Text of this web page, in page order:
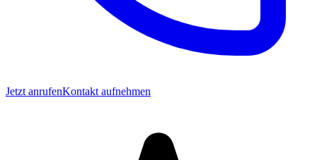
Jetzt anrufenKontakt aufnehmen